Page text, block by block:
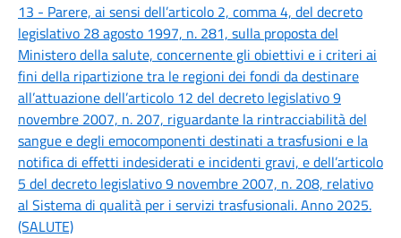
13 - Parere, ai sensi dell’articolo 2, comma 4, del decreto
legislativo 28 agosto 1997, n. 281, sulla proposta del
Ministero della salute, concernente gli obiettivi e i criteri ai
fini della ripartizione tra le regioni dei fondi da destinare
all’attuazione dell’articolo 12 del decreto legislativo 9
novembre 2007, n. 207, riguardante la rintracciabilità del
sangue e degli emocomponenti destinati a trasfusioni e la
notifica di effetti indesiderati e incidenti gravi, e dell’articolo
5 del decreto legislativo 9 novembre 2007, n. 208, relativo
al Sistema di qualità per i servizi trasfusionali. Anno 2025.
(SALUTE)